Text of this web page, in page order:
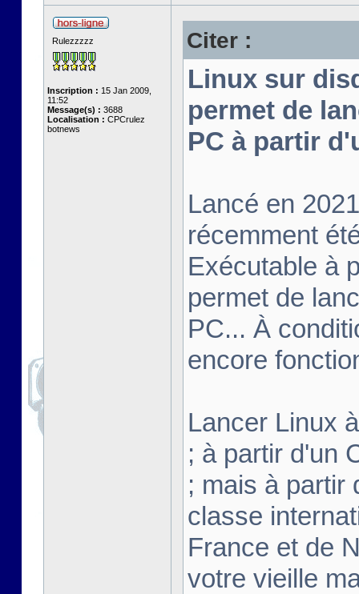
Rulezzzzz
Inscription : 15 Jan 2009,
11:52
Message(s) : 3688
Localisation : CPCrulez
botnews
Citer :
Linux sur
permet de
PC à partir
Lancé en
récemment
Exécutable à
permet de
PC... À
encore
Lancer Linux
; à partir d'un
; mais à partir
classe
France et de
votre vieille